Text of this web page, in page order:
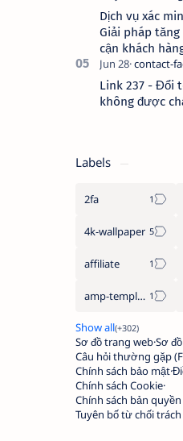
Dịch vụ xác
Giải pháp
cận khách
Link 237 - Đổi
không được
Labels
2fa
4k-wallpaper
affiliate
amp-template
Sơ đồ trang webSơ
Câu hỏi thường gặp
Chính sách bảo mật
Chính sách Cookie
Chính sách bản quyền
Tuyên bố từ chối